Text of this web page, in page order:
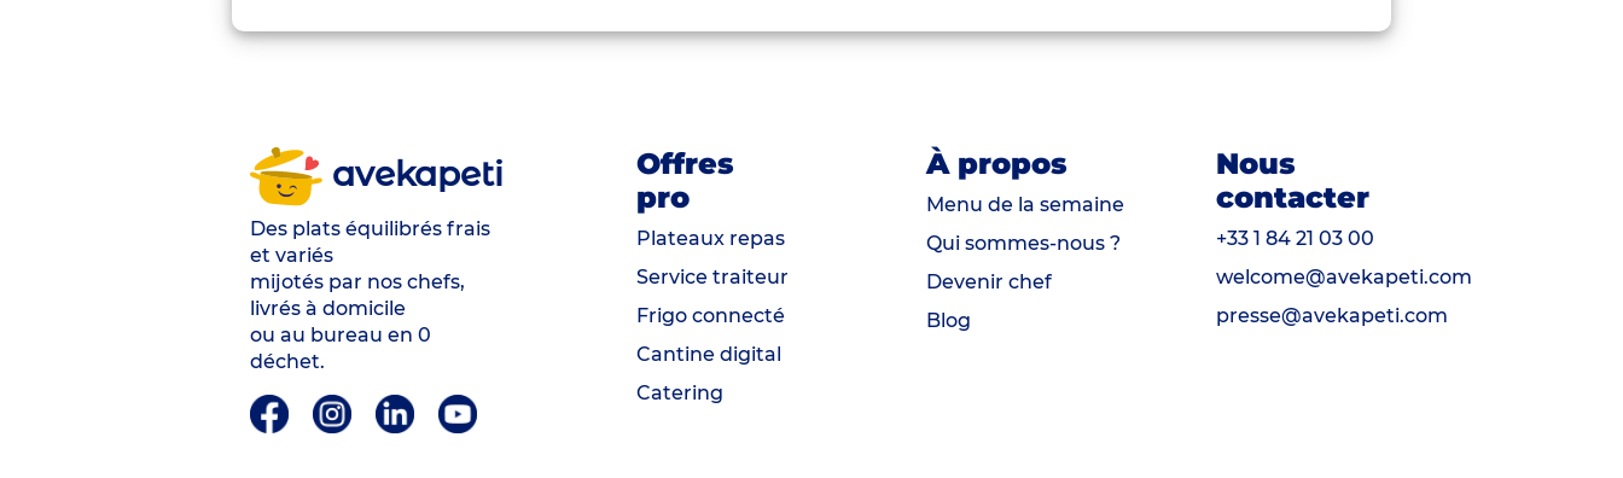
avekapeti
Des plats équilibrés frais
et variés
mijotés par nos chefs,
livrés à domicile
ou au bureau en 0
déchet.
Offres
pro
Plateaux repas
Service traiteur
Frigo connecté
Cantine digital
Catering
À propos
Menu de la semaine
Qui sommes-nous ?
Devenir chef
Blog
Nous
contacter
+33 1 84 21 03 00
welcome@avekapeti.com
presse@avekapeti.com